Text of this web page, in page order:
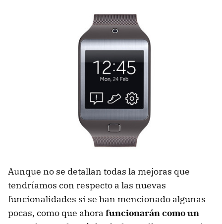
Aunque no se detallan todas la mejoras que
tendríamos con respecto a las nuevas
funcionalidades si se han mencionado algunas
pocas, como que ahora funcionarán como un